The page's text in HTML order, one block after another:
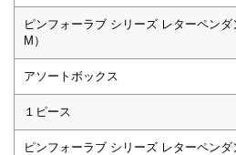
ピンフォーラブ シリーズ レターペンダ
M）
アソートボックス
１ピース
ピンフォーラブ シリーズ レターペンダ